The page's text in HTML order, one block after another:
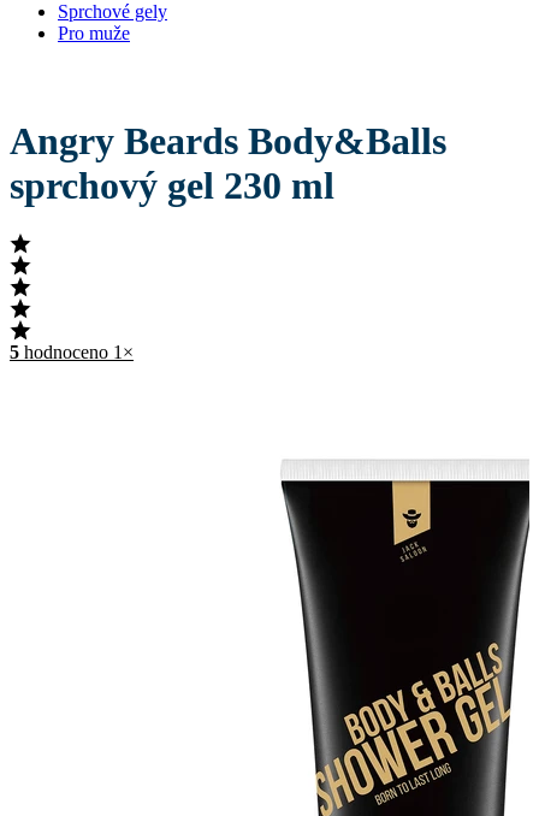
Sprchové gely
Pro muže
Angry Beards Body&Balls
sprchový gel 230 ml
5 hodnoceno 1×